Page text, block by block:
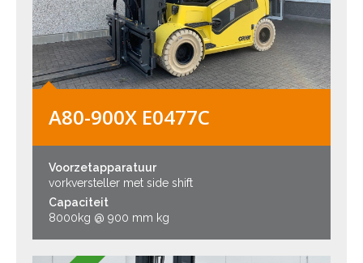
A80-900X E0477C
Voorzetapparatuur
vorkversteller met side shift
Capaciteit
8000kg @ 900 mm kg